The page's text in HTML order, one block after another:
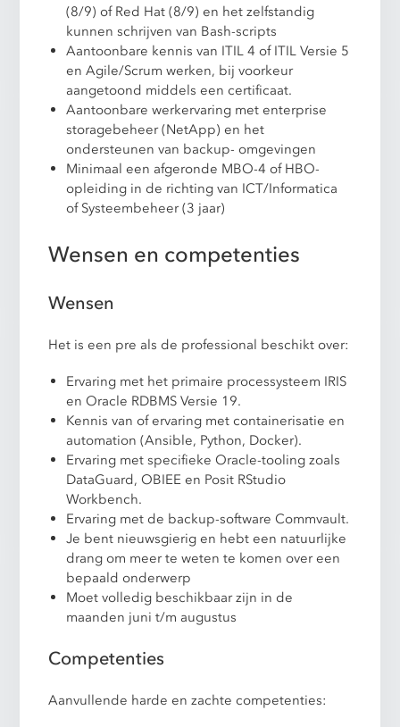
(8/9) of Red Hat (8/9) en het zelfstandig
kunnen schrijven van Bash-scripts
Aantoonbare kennis van ITIL 4 of ITIL Versie 5
en Agile/Scrum werken, bij voorkeur
aangetoond middels een certificaat.
Aantoonbare werkervaring met enterprise
storagebeheer (NetApp) en het
ondersteunen van backup- omgevingen
Minimaal een afgeronde MBO-4 of HBO-
opleiding in de richting van ICT/Informatica
of Systeembeheer (3 jaar)
Wensen en competenties
Wensen
Het is een pre als de professional beschikt over:
Ervaring met het primaire processysteem IRIS
en Oracle RDBMS Versie 19.
Kennis van of ervaring met containerisatie en
automation (Ansible, Python, Docker).
Ervaring met specifieke Oracle-tooling zoals
DataGuard, OBIEE en Posit RStudio
Workbench.
Ervaring met de backup-software Commvault.
Je bent nieuwsgierig en hebt een natuurlijke
drang om meer te weten te komen over een
bepaald onderwerp
Moet volledig beschikbaar zijn in de
maanden juni t/m augustus
Competenties
Aanvullende harde en zachte competenties: